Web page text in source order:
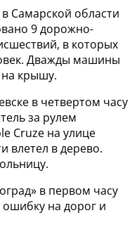
Самарской области
9 дорожно-
в которых
Дважды машины
крышу.
в четвертом часу
за рулем
Cruze на улице
влетел в дерево.
в первом часу
на дорог и